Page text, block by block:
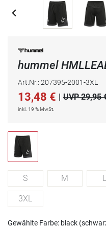
hummel
Art.Nr.: 207395-2001-3XL
13,48 € | UVP 29,95
inkl. 19 % MwSt.
S M L
3XL
Gewählte Farbe: black